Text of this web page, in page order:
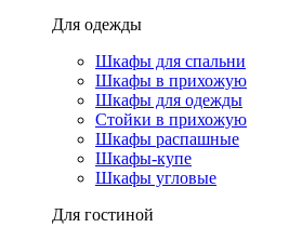
Для одежды
Шкафы для спальни
Шкафы в прихожую
Шкафы для одежды
Стойки в прихожую
Шкафы распашные
Шкафы-купе
Шкафы угловые
Для гостиной